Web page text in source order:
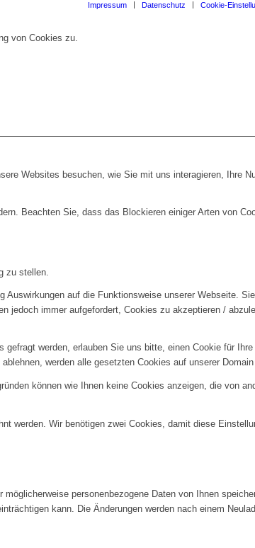
Impressum Datenschutz Cookie-
von Cookies zu.
Websites besuchen, wie Sie mit uns interagieren, Ihre
Beachten Sie, dass das Blockieren einiger Arten von
zu stellen.
auf die Funktionsweise unserer Webseite.
jedoch immer aufgefordert, Cookies zu akzeptieren /
werden, erlauben Sie uns bitte, einen Cookie für
werden alle gesetzten Cookies auf unserer
können wie Ihnen keine Cookies anzeigen, die von
werden. Wir benötigen zwei Cookies, damit diese
personenbezogene Daten von Ihnen
kann. Die Änderungen werden nach einem